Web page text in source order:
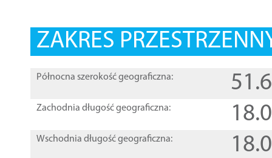
ZAKRES
Północna szerokość geograficzna:
Zachodnia długość geograficzna:
Wschodnia długość geograficzna: